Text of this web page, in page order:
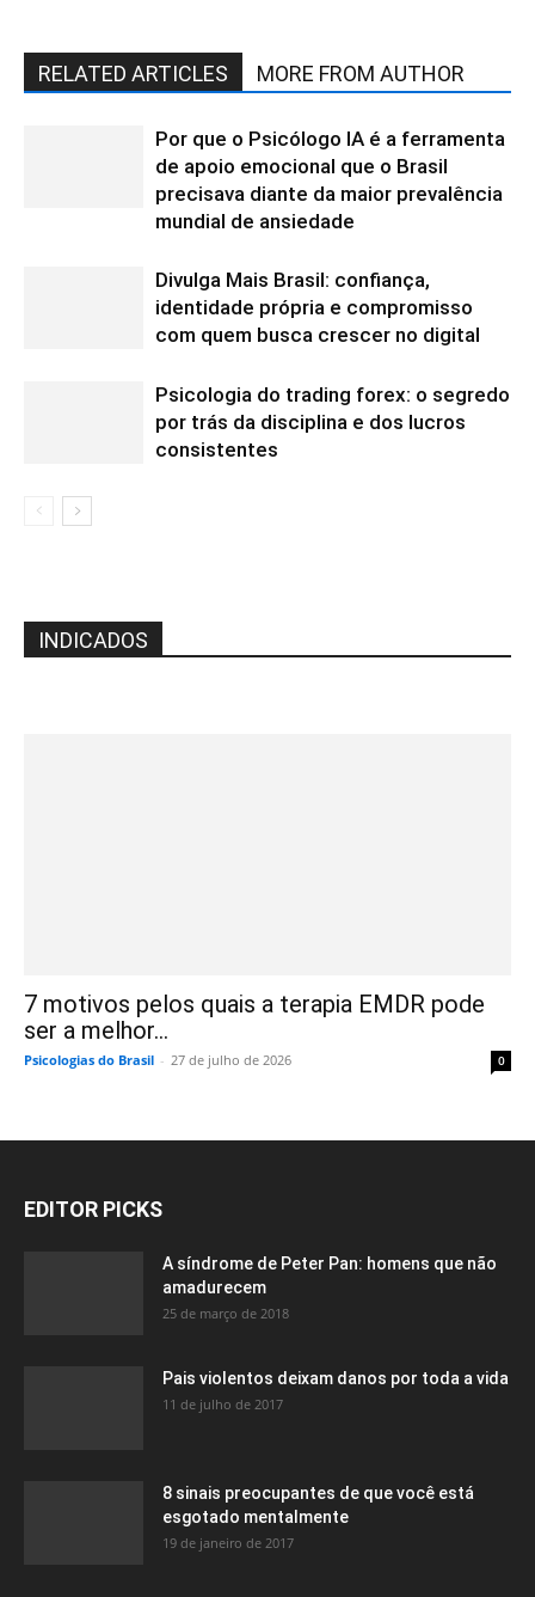
RELATED ARTICLES MORE FROM AUTHOR
Por que o Psicólogo IA é a ferramenta
de apoio emocional que o Brasil
precisava diante da maior prevalência
mundial de ansiedade
Divulga Mais Brasil: confiança,
identidade própria e compromisso
com quem busca crescer no digital
Psicologia do trading forex: o segredo
por trás da disciplina e dos lucros
consistentes
INDICADOS
7 motivos pelos quais a terapia EMDR pode
ser a melhor...
Psicologias do Brasil - 27 de julho de 2026 0
EDITOR PICKS
A síndrome de Peter Pan: homens que não
amadurecem
25 de março de 2018
Pais violentos deixam danos por toda a vida
11 de julho de 2017
8 sinais preocupantes de que você está
esgotado mentalmente
19 de janeiro de 2017